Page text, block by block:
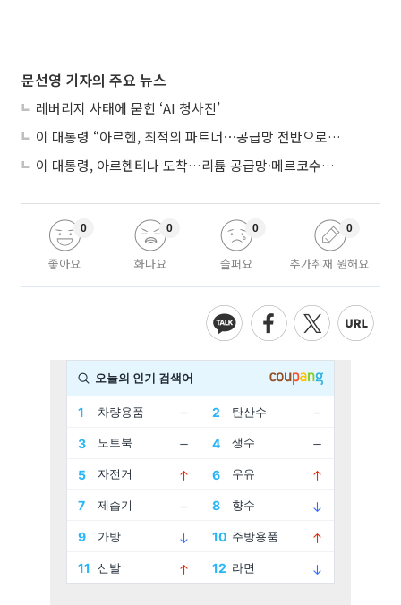
문선영 기자의 주요 뉴스
레버리지 사태에 묻힌 ‘AI 청사진’
이 대통령 “아르헨, 최적의 파트너⋯공급망 전반으로 확대”
이 대통령, 아르헨티나 도착…리튬 공급망·메르코수르 협력 논의
좋아요
0
화나요
0
슬퍼요
0
추가취재 원해요
0